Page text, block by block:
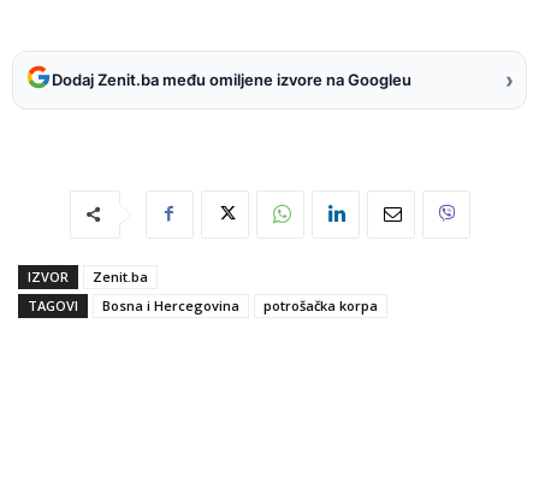
Dodaj Zenit.ba među omiljene izvore na Googleu ›
IZVOR
Zenit.ba
TAGOVI
Bosna i Hercegovina potrošačka korpa